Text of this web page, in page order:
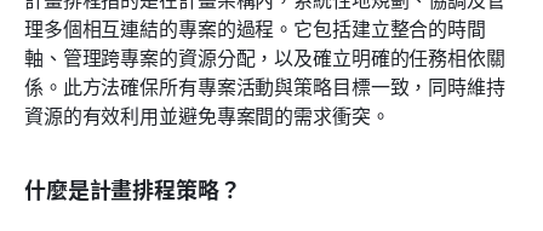
理多個相互連結的專案的過程。它包括建立整合的時間
軸、管理跨專案的資源分配，以及確立明確的任務相依關
係。此方法確保所有專案活動與策略目標一致，同時維持
資源的有效利用並避免專案間的需求衝突。
什麼是計畫排程策略？